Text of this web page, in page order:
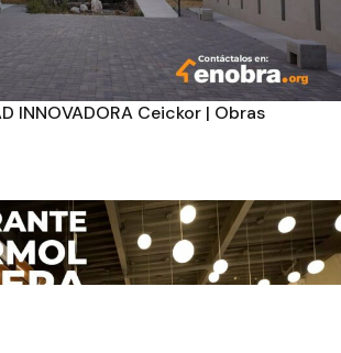
INNOVADORA Ceickor | Obras